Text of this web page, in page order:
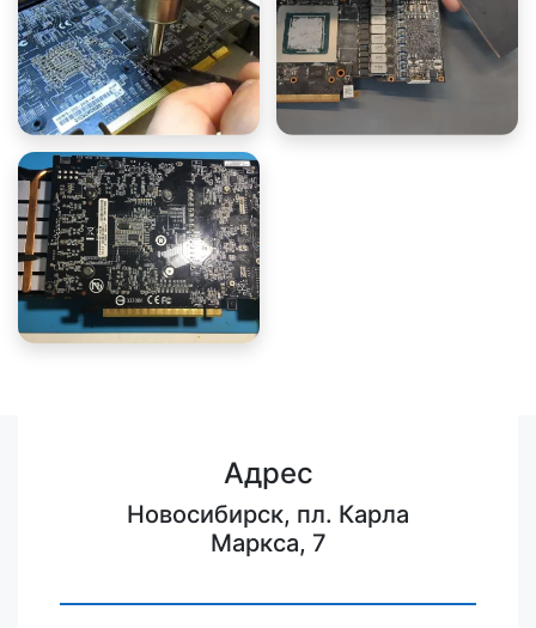
Адрес
Новосибирск, пл. Карла
Маркса, 7